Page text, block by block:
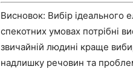
Висновок: Вибір ідеального
спекотних умовах потрібні
звичайній людині краще
надлишку речовин та